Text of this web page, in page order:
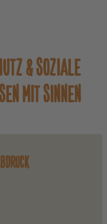
& SOZIALE
MIT SINNEN